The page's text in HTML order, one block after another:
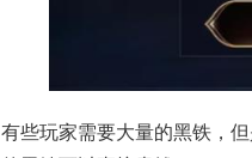
有些玩家需要大量的黑铁，